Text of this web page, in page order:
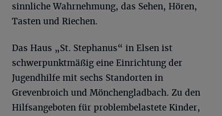
sinnliche Wahrnehmung, das Sehen, Hören,
Tasten und Riechen.
Das Haus „St. Stephanus“ in Elsen ist
schwerpunktmäßig eine Einrichtung der
Jugendhilfe mit sechs Standorten in
Grevenbroich und Mönchengladbach. Zu den
Hilfsangeboten für problembelastete Kinder,